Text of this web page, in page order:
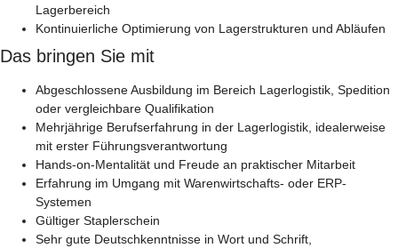
Lagerbereich
Kontinuierliche Optimierung von Lagerstrukturen und Abläufen
Das bringen Sie mit
Abgeschlossene Ausbildung im Bereich Lagerlogistik, Spedition
oder vergleichbare Qualifikation
Mehrjährige Berufserfahrung in der Lagerlogistik, idealerweise
mit erster Führungsverantwortung
Hands-on-Mentalität und Freude an praktischer Mitarbeit
Erfahrung im Umgang mit Warenwirtschafts- oder ERP-
Systemen
Gültiger Staplerschein
Sehr gute Deutschkenntnisse in Wort und Schrift,